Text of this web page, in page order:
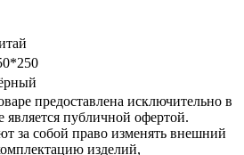
предоставлена исключительно в
является публичной офертой.
за собой право изменять внешний
изделий,